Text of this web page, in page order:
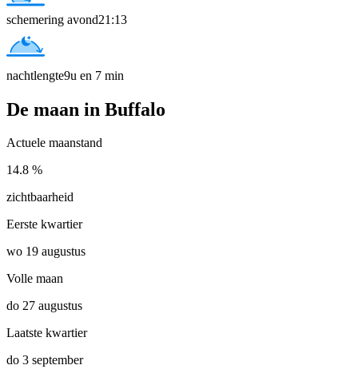
schemering avond21:13
nachtlengte9u en 7 min
De maan in Buffalo
Actuele maanstand
14.8 %
zichtbaarheid
Eerste kwartier
wo 19 augustus
Volle maan
do 27 augustus
Laatste kwartier
do 3 september